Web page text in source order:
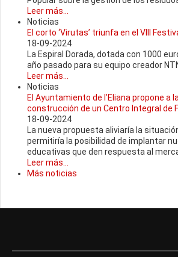
Leer más...
Noticias
El corto ‘Virutas’ triunfa en el VIII
18-09-2024
La Espiral Dorada, dotada con 1000
año pasado para su equipo creador
Leer más...
Noticias
El Ayuntamiento de l’Eliana propone a
construcción de un Centro Integral de
18-09-2024
La nueva propuesta aliviaría la
permitiría la posibilidad de implantar
educativas que den respuesta al
Leer más...
Más noticias